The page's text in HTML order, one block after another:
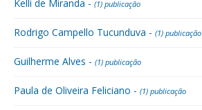
Kelli de Miranda - (1) publicação
Rodrigo Campello Tucunduva - (1) publicação
Guilherme Alves - (1) publicação
Paula de Oliveira Feliciano - (1) publicação